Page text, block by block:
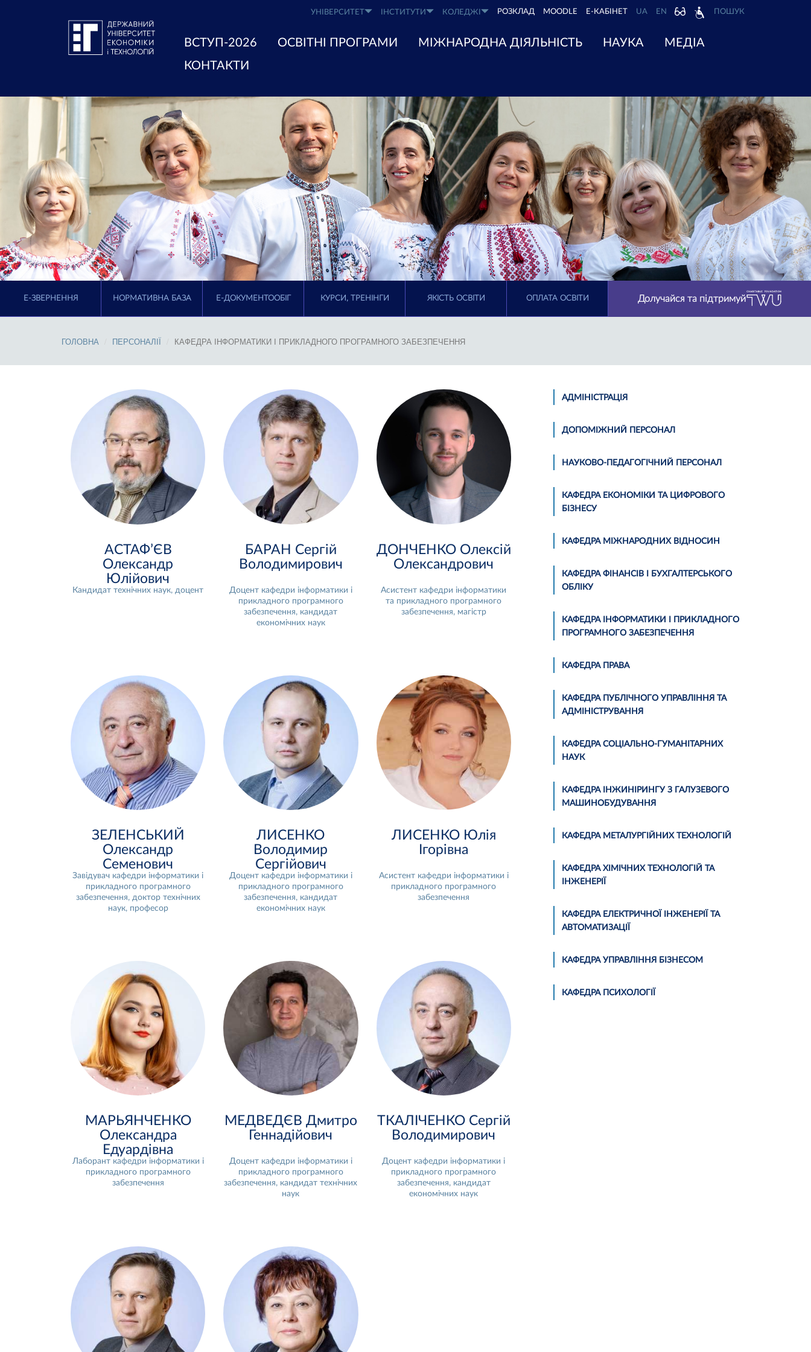
УНІВЕРСИТЕТ ІНСТИТУТИ КОЛЕДЖІ РОЗКЛАД MOODLE Е-КАБІНЕТ UA EN ПОШУК
ВСТУП-2026 ОСВІТНІ ПРОГРАМИ МІЖНАРОДНА ДІЯЛЬНІСТЬ НАУКА
МЕДІА
КОНТАКТИ
E-ЗВЕРНЕННЯ НОРМАТИВНА БАЗА Е-ДОКУМЕНТООБІГ КУРСИ, ТРЕНІНГИ ЯКІСТЬ ОСВІТИ ОПЛАТА ОСВІТИ Долучайся та підтримуй
ГОЛОВНА ПЕРСОНАЛІЇ КАФЕДРА ІНФОРМАТИКИ І ПРИКЛАДНОГО ПРОГРАМНОГО ЗАБЕЗПЕЧЕННЯ
АСТАФ’ЄВ
Олександр
Юлійович
Кандидат технічних наук, доцент
БАРАН Сергій
Володимирович
Доцент кафедри інформатики і
прикладного програмного
забезпечення, кандидат
економічних наук
ДОНЧЕНКО Олексій
Олександрович
Асистент кафедри інформатики
та прикладного програмного
забезпечення, магістр
ЗЕЛЕНСЬКИЙ
Олександр
Семенович
Завідувач кафедри інформатики і
прикладного програмного
забезпечення, доктор технічних
наук, професор
ЛИСЕНКО
Володимир
Сергійович
Доцент кафедри інформатики і
прикладного програмного
забезпечення, кандидат
економічних наук
ЛИСЕНКО Юлія
Ігорівна
Асистент кафедри інформатики і
прикладного програмного
забезпечення
МАРЬЯНЧЕНКО
Олександра
Едуардівна
Лаборант кафедри інформатики і
прикладного програмного
забезпечення
МЕДВЕДЄВ Дмитро
Геннадійович
Доцент кафедри інформатики і
прикладного програмного
забезпечення, кандидат технічних
наук
ТКАЛІЧЕНКО Сергій
Володимирович
Доцент кафедри інформатики і
прикладного програмного
забезпечення, кандидат
економічних наук
АДМІНІСТРАЦІЯ
ДОПОМІЖНИЙ ПЕРСОНАЛ
НАУКОВО-ПЕДАГОГІЧНИЙ ПЕРСОНАЛ
КАФЕДРА ЕКОНОМІКИ ТА ЦИФРОВОГО
БІЗНЕСУ
КАФЕДРА МІЖНАРОДНИХ ВІДНОСИН
КАФЕДРА ФІНАНСІВ І БУХГАЛТЕРСЬКОГО
ОБЛІКУ
КАФЕДРА ІНФОРМАТИКИ І ПРИКЛАДНОГО
ПРОГРАМНОГО ЗАБЕЗПЕЧЕННЯ
КАФЕДРА ПРАВА
КАФЕДРА ПУБЛІЧНОГО УПРАВЛІННЯ ТА
АДМІНІСТРУВАННЯ
КАФЕДРА СОЦІАЛЬНО-ГУМАНІТАРНИХ
НАУК
КАФЕДРА ІНЖИНІРИНГУ З ГАЛУЗЕВОГО
МАШИНОБУДУВАННЯ
КАФЕДРА МЕТАЛУРГІЙНИХ ТЕХНОЛОГІЙ
КАФЕДРА ХІМІЧНИХ ТЕХНОЛОГІЙ ТА
ІНЖЕНЕРІЇ
КАФЕДРА ЕЛЕКТРИЧНОЇ ІНЖЕНЕРІЇ ТА
АВТОМАТИЗАЦІЇ
КАФЕДРА УПРАВЛІННЯ БІЗНЕСОМ
КАФЕДРА ПСИХОЛОГІЇ